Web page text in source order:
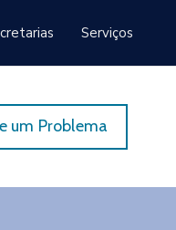
Serviços
um Problema